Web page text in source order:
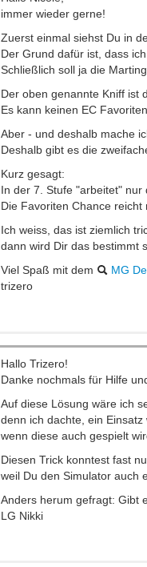
immer wieder gerne!
Zuerst einmal siehst Du in
Der Grund dafür ist, dass
Schließlich soll ja die
Der oben genannte Kniff ist
Es kann keinen EC
Aber - und deshalb mache
Deshalb gibt es die
Kurz gesagt:
In der 7. Stufe "arbeitet"
Die Favoriten Chance
Ich weiss, das ist ziemlich
dann wird Dir das bestimmt
Viel Spaß mit dem
MG
trizero
Hallo Trizero!
Danke nochmals für Hilfe
Auf diese Lösung wäre ich
denn ich dachte, ein
wenn diese auch gespielt
Diesen Trick konntest fast
weil Du den Simulator auch
Anders herum gefragt: Gibt
LG Nikki